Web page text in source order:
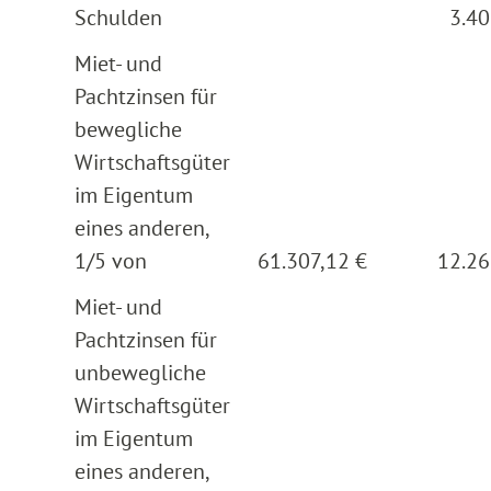
Schulden
Miet- und
Pachtzinsen für
bewegliche
Wirtschaftsgüter
im Eigentum
eines anderen,
1/5 von
61.307,12 €
Miet- und
Pachtzinsen für
unbewegliche
Wirtschaftsgüter
im Eigentum
eines anderen,